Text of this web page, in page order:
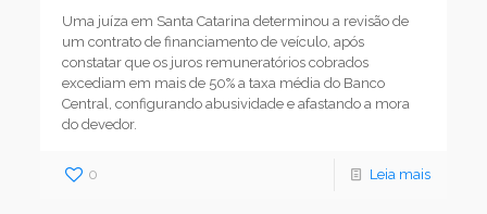
Uma juíza em Santa Catarina determinou a revisão de
um contrato de financiamento de veículo, após
constatar que os juros remuneratórios cobrados
excediam em mais de 50% a taxa média do Banco
Central, configurando abusividade e afastando a mora
do devedor.
0 Leia mais